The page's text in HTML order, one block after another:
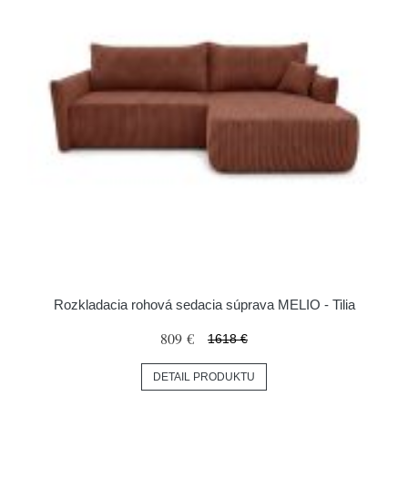
Rozkladacia rohová sedacia súprava MELIO - Tilia
809 € 1618 €
DETAIL PRODUKTU